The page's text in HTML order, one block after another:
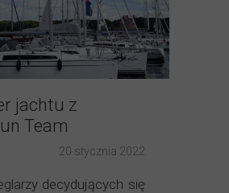
jachtu z
Team
20 stycznia 2022
decydujących się